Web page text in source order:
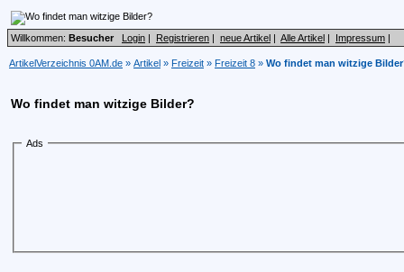
Willkommen: Besucher Login | Registrieren | neue Artikel | Alle Artikel | Impressum |
ArtikelVerzeichnis 0AM.de » Artikel » Freizeit » Freizeit 8 » Wo findet man witzige
Wo findet man witzige Bilder?
Ads